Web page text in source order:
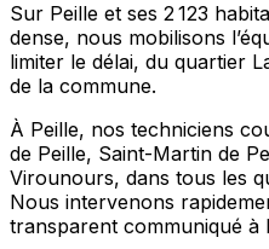
Sur Peille et ses 2 123
dense, nous mobilisons
limiter le délai, du quartier
de la commune.
À Peille, nos techniciens
de Peille, Saint-Martin de
Virounours, dans tous les
Nous intervenons
transparent communiqué à